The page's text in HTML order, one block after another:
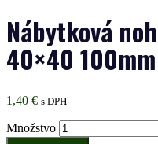
Nábytková
40×40
1,40 € s DPH
Množstvo